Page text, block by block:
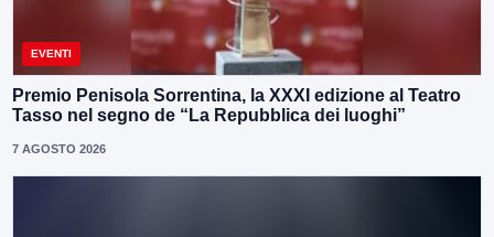
EVENTI
Premio Penisola Sorrentina, la XXXI edizione al Teatro
Tasso nel segno de “La Repubblica dei luoghi”
7 AGOSTO 2026